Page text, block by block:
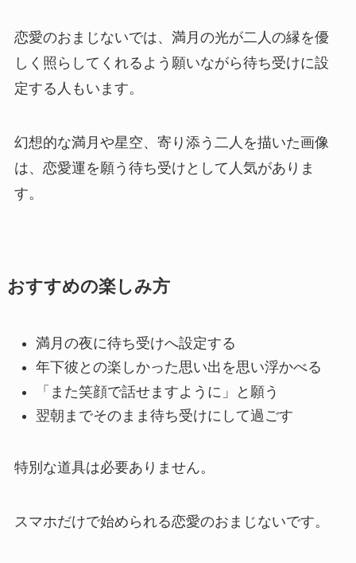
恋愛のおまじないでは、満月の光が二人の縁を優
しく照らしてくれるよう願いながら待ち受けに設
定する人もいます。
幻想的な満月や星空、寄り添う二人を描いた画像
は、恋愛運を願う待ち受けとして人気がありま
す。
おすすめの楽しみ方
満月の夜に待ち受けへ設定する
年下彼との楽しかった思い出を思い浮かべる
「また笑顔で話せますように」と願う
翌朝までそのまま待ち受けにして過ごす
特別な道具は必要ありません。
スマホだけで始められる恋愛のおまじないです。